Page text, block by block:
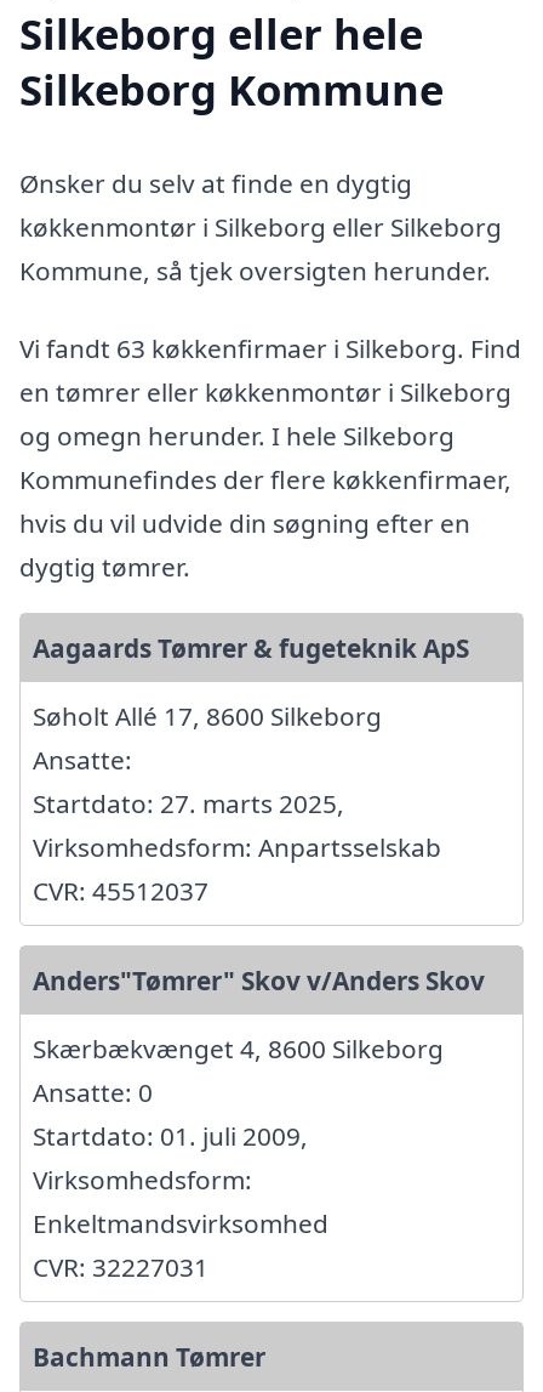
Silkeborg eller hele
Silkeborg Kommune
Ønsker du selv at finde en dygtig
køkkenmontør i Silkeborg eller Silkeborg
Kommune, så tjek oversigten herunder.
Vi fandt 63 køkkenfirmaer i Silkeborg. Find
en tømrer eller køkkenmontør i Silkeborg
og omegn herunder. I hele Silkeborg
Kommunefindes der flere køkkenfirmaer,
hvis du vil udvide din søgning efter en
dygtig tømrer.
Aagaards Tømrer & fugeteknik ApS
Søholt Allé 17, 8600 Silkeborg
Ansatte:
Startdato: 27. marts 2025,
Virksomhedsform: Anpartsselskab
CVR: 45512037
Anders"Tømrer" Skov v/Anders Skov
Skærbækvænget 4, 8600 Silkeborg
Ansatte: 0
Startdato: 01. juli 2009,
Virksomhedsform:
Enkeltmandsvirksomhed
CVR: 32227031
Bachmann Tømrer